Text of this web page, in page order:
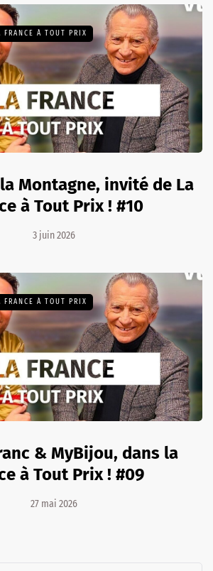
FRANCE À TOUT PRIX
Montagne, invité de La
à Tout Prix ! #10
3 juin 2026
FRANCE À TOUT PRIX
& MyBijou, dans la
à Tout Prix ! #09
27 mai 2026